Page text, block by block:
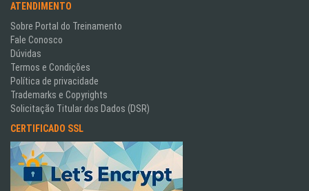
ATENDIMENTO
Sobre Portal do Treinamento
Fale Conosco
Dúvidas
Termos e Condições
Política de privacidade
Trademarks e Copyrights
Solicitação Titular dos Dados (DSR)
CERTIFICADO SSL